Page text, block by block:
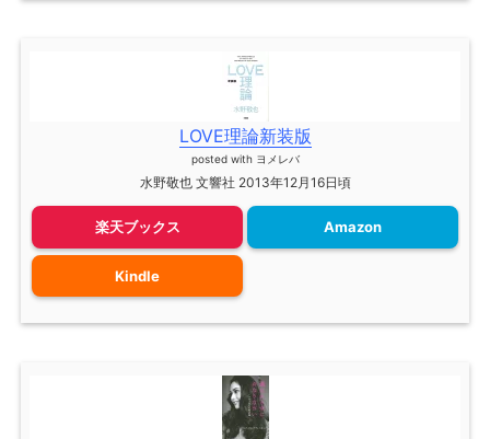
LOVE理論新装版
posted with ヨメレバ
水野敬也 文響社 2013年12月16日頃
楽天ブックス Amazon
Kindle